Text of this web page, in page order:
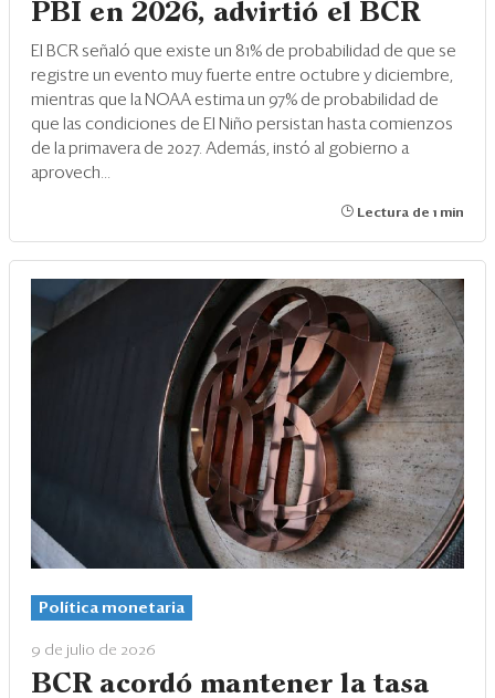
PBI en 2026, advirtió el BCR
El BCR señaló que existe un 81% de probabilidad de que se
registre un evento muy fuerte entre octubre y diciembre,
mientras que la NOAA estima un 97% de probabilidad de
que las condiciones de El Niño persistan hasta comienzos
de la primavera de 2027. Además, instó al gobierno a
aprovech...
Lectura de 1 min
Política monetaria
9 de julio de 2026
BCR acordó mantener la tasa